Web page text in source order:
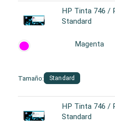
HP Tinta 746 /
Standard
Tamaño: Standard
Magenta
HP Tinta 746 /
Standard